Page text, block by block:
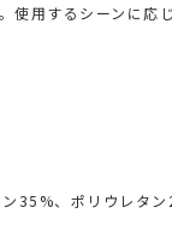
使用するシーンに応
35%、ポリウレタ